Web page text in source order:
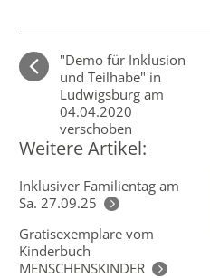
"Demo für Inklusion
und Teilhabe" in
Ludwigsburg am
04.04.2020
verschoben
Weitere Artikel:
Inklusiver Familientag am
Sa. 27.09.25
Gratisexemplare vom
Kinderbuch
MENSCHENSKINDER